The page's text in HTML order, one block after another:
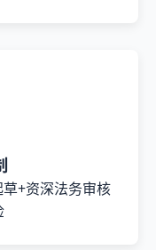
+资深法务审核